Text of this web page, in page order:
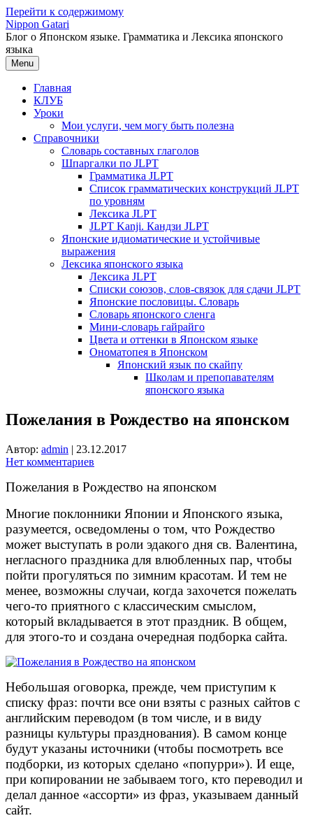
Перейти к содержимому
Nippon Gatari
Блог о Японском языке. Грамматика и Лексика японского
языка
Menu
Главная
КЛУБ
Уроки
Мои услуги, чем могу быть полезна
Справочники
Словарь составных глаголов
Шпаргалки по JLPT
Грамматика JLPT
Список грамматических конструкций JLPT
по уровням
Лексика JLPT
JLPT Kanji. Кандзи JLPT
Японские идиоматические и устойчивые
выражения
Лексика японского языка
Лексика JLPT
Списки союзов, слов-связок для сдачи JLPT
Японские пословицы. Словарь
Словарь японского сленга
Мини-словарь гайрайго
Цвета и оттенки в Японском языке
Ономатопея в Японском
Японский язык по скайпу
Школам и препопавателям
японского языка
Пожелания в Рождество на японском
Автор: admin | 23.12.2017
Нет комментариев
Пожелания в Рождество на японском
Многие поклонники Японии и Японского языка,
разумеется, осведомлены о том, что Рождество
может выступать в роли эдакого дня св. Валентина,
негласного праздника для влюбленных пар, чтобы
пойти прогуляться по зимним красотам. И тем не
менее, возможны случаи, когда захочется пожелать
чего-то приятного с классическим смыслом,
который вкладывается в этот праздник. В общем,
для этого-то и создана очередная подборка сайта.
Небольшая оговорка, прежде, чем приступим к
списку фраз: почти все они взяты с разных сайтов с
английским переводом (в том числе, и в виду
разницы культуры празднования). В самом конце
будут указаны источники (чтобы посмотреть все
подборки, из которых сделано «попурри»). И еще,
при копировании не забываем того, кто переводил и
делал данное «ассорти» из фраз, указываем данный
сайт.